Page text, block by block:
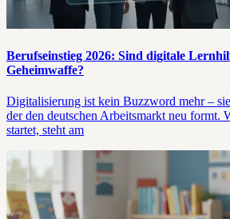
Berufseinstieg 2026: Sind digitale
Geheimwaffe?
Digitalisierung ist kein Buzzword mehr –
der den deutschen Arbeitsmarkt neu formt.
startet, steht am